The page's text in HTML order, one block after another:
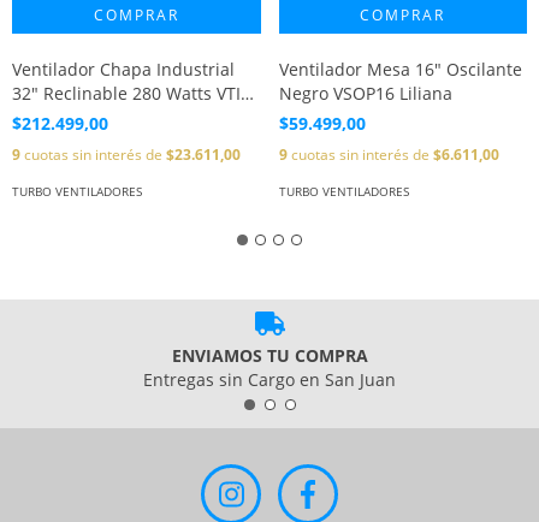
Ventilador Chapa Industrial
32" Reclinable 280 Watts VTI32
Liliana
$212.499,00
9cuotas sin interés de $23.611,00
TURBO VENTILADORES
Ventilador Mesa 16" Oscilante
Negro VSOP16 Liliana
$59.499,00
9cuotas sin interés de $6.611,00
TURBO VENTILADORES
ENVIAMOS TU COMPRA
Entregas sin Cargo en San Juan